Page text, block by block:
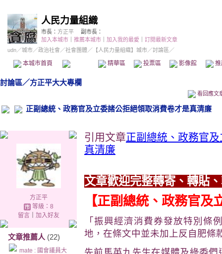
人民力量組織
市長： 方正平
副市長：
加入本城市
推薦本城市 加入我的最愛
訂閱最新文章
udn／城市／政治社會 ／社會團體／ 【人民力量組織】城市／討論區／
本城市首頁 精華區 投票區 影像館
討論區／方正平大大專欄
看回應文
正副總統、政務官及立委諸公拒絕領取消費卷才是真清廉
方正平
等級：8
留言｜ 加入好友
文章推薦人 (22)
mate : 國會議員大
引用文章正副總統、政務官
真清廉
文章歡迎完整轉寄、轉貼
【正副總統、政務官
「振興經濟消費券發放特別條
地，在條文中並未加上反自肥條